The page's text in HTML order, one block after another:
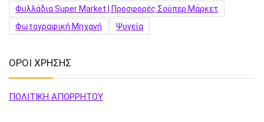
Φυλλάδια Super Market | Προσφορές Σούπερ Μάρκετ
Φωτογραφική Μηχανή
Ψυγεία
ΟΡΟΙ ΧΡΗΣΗΣ
ΠΟΛΙΤΙΚΗ ΑΠΟΡΡΗΤΟΥ